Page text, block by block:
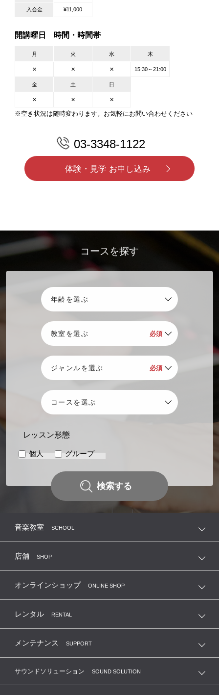
入会金 ¥11,000
開講曜日 時間・時間帯
月 火 水 木
✕ ✕ ✕ 15:30～21:00
金 土 日
✕ ✕ ✕
※空き状況は随時変わります。お気軽にお問い合わせください
03-3348-1122
体験・見学 お申し込み
コースを探す
レッスン形態
個人 グループ
検索する
音楽教室 SCHOOL
店舗 SHOP
オンラインショップ ONLINE SHOP
レンタル RENTAL
メンテナンス SUPPORT
サウンドソリューション SOUND SOLUTION